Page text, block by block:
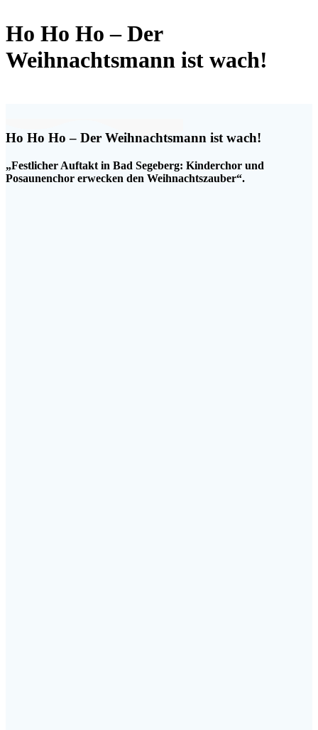
Ho Ho Ho – Der
Weihnachtsmann ist wach!
Ho Ho Ho – Der Weihnachtsmann ist wach!
„Festlicher Auftakt in Bad Segeberg: Kinderchor und
Posaunenchor erwecken den Weihnachtszauber“.